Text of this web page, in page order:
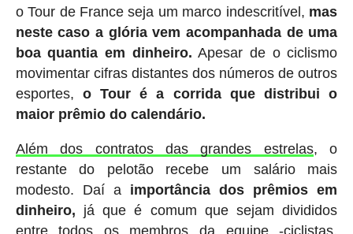
o Tour de France seja um marco indescritível, mas
neste caso a glória vem acompanhada de uma
boa quantia em dinheiro. Apesar de o ciclismo
movimentar cifras distantes dos números de outros
esportes, o Tour é a corrida que distribui o
maior prêmio do calendário.
Além dos contratos das grandes estrelas, o
restante do pelotão recebe um salário mais
modesto. Daí a importância dos prêmios em
dinheiro, já que é comum que sejam divididos
entre todos os membros da equipe -ciclistas,